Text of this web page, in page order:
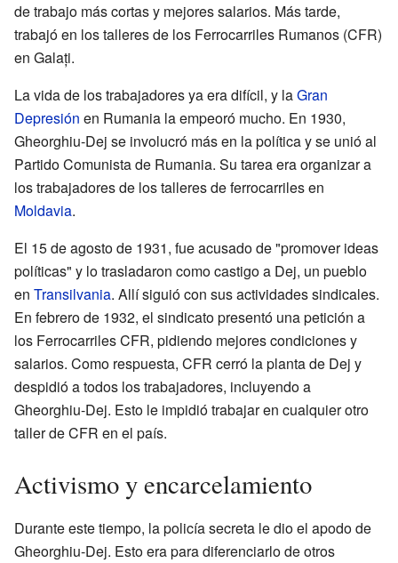
de trabajo más cortas y mejores salarios. Más tarde,
trabajó en los talleres de los Ferrocarriles Rumanos (CFR)
en Galați.
La vida de los trabajadores ya era difícil, y laGran
Depresión en Rumania la empeoró mucho. En 1930,
Gheorghiu-Dej se involucró más en la política y se unió al
Partido Comunista de Rumania. Su tarea era organizar a
los trabajadores de los talleres de ferrocarriles en
Moldavia.
El 15 de agosto de 1931, fue acusado de "promover ideas
políticas" y lo trasladaron como castigo a Dej, un pueblo
en Transilvania. Allí siguió con sus actividades sindicales.
En febrero de 1932, el sindicato presentó una petición a
los Ferrocarriles CFR, pidiendo mejores condiciones y
salarios. Como respuesta, CFR cerró la planta de Dej y
despidió a todos los trabajadores, incluyendo a
Gheorghiu-Dej. Esto le impidió trabajar en cualquier otro
taller de CFR en el país.
Activismo y encarcelamiento
Durante este tiempo, la policía secreta le dio el apodo de
Gheorghiu-Dej. Esto era para diferenciarlo de otros